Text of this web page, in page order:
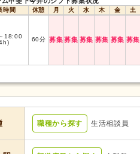
時間 休憩 月 火 水 木 金 土
18:00
60分 募集募集 募集 募集 募集 募集
職種から探す 生活相談員